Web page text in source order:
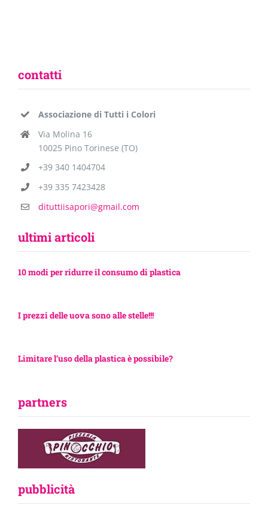
contatti
Associazione di Tutti i Colori
Via Molina 16
10025 Pino Torinese (TO)
+39 340 1404704
+39 335 7423428
dituttiisapori@gmail.com
ultimi articoli
10 modi per ridurre il consumo di plastica
I prezzi delle uova sono alle stelle!!!
Limitare l’uso della plastica è possibile?
partners
pubblicità